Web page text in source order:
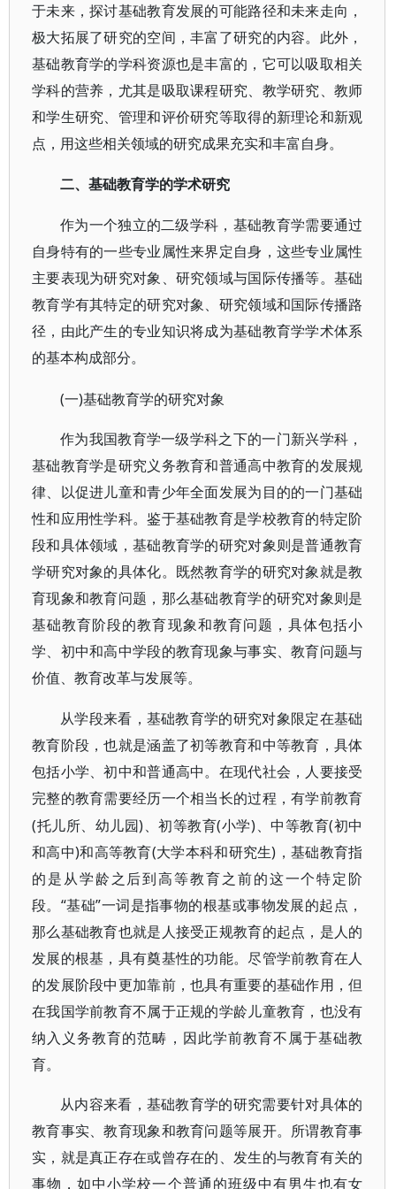
于未来，探讨基础教育发展的可能路径和未来走向，
极大拓展了研究的空间，丰富了研究的内容。此外，
基础教育学的学科资源也是丰富的，它可以吸取相关
学科的营养，尤其是吸取课程研究、教学研究、教师
和学生研究、管理和评价研究等取得的新理论和新观
点，用这些相关领域的研究成果充实和丰富自身。
二、基础教育学的学术研究
作为一个独立的二级学科，基础教育学需要通过
自身特有的一些专业属性来界定自身，这些专业属性
主要表现为研究对象、研究领域与国际传播等。基础
教育学有其特定的研究对象、研究领域和国际传播路
径，由此产生的专业知识将成为基础教育学学术体系
的基本构成部分。
(一)基础教育学的研究对象
作为我国教育学一级学科之下的一门新兴学科，
基础教育学是研究义务教育和普通高中教育的发展规
律、以促进儿童和青少年全面发展为目的的一门基础
性和应用性学科。鉴于基础教育是学校教育的特定阶
段和具体领域，基础教育学的研究对象则是普通教育
学研究对象的具体化。既然教育学的研究对象就是教
育现象和教育问题，那么基础教育学的研究对象则是
基础教育阶段的教育现象和教育问题，具体包括小
学、初中和高中学段的教育现象与事实、教育问题与
价值、教育改革与发展等。
从学段来看，基础教育学的研究对象限定在基础
教育阶段，也就是涵盖了初等教育和中等教育，具体
包括小学、初中和普通高中。在现代社会，人要接受
完整的教育需要经历一个相当长的过程，有学前教育
(托儿所、幼儿园)、初等教育(小学)、中等教育(初中
和高中)和高等教育(大学本科和研究生)，基础教育指
的是从学龄之后到高等教育之前的这一个特定阶
段。“基础”一词是指事物的根基或事物发展的起点，
那么基础教育也就是人接受正规教育的起点，是人的
发展的根基，具有奠基性的功能。尽管学前教育在人
的发展阶段中更加靠前，也具有重要的基础作用，但
在我国学前教育不属于正规的学龄儿童教育，也没有
纳入义务教育的范畴，因此学前教育不属于基础教
育。
从内容来看，基础教育学的研究需要针对具体的
教育事实、教育现象和教育问题等展开。所谓教育事
实，就是真正存在或曾存在的、发生的与教育有关的
事物，如中小学校一个普通的班级中有男生也有女